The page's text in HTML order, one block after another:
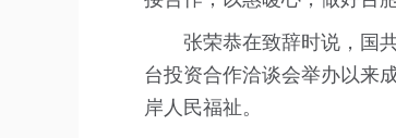
张荣恭在致辞时说，国
台投资合作洽谈会举办以来
岸人民福祉。